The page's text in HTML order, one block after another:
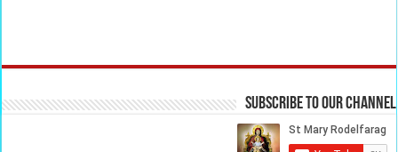
Subscribe to our Channel